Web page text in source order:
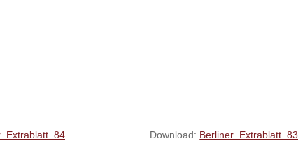
Download: Berliner_Extrablatt_83